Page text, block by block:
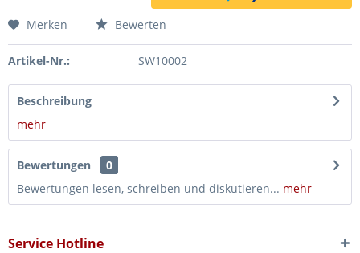
Merken Bewerten
Artikel-Nr.: SW10002
Beschreibung
mehr
Bewertungen
0
Bewertungen lesen, schreiben und diskutieren... mehr
Service Hotline